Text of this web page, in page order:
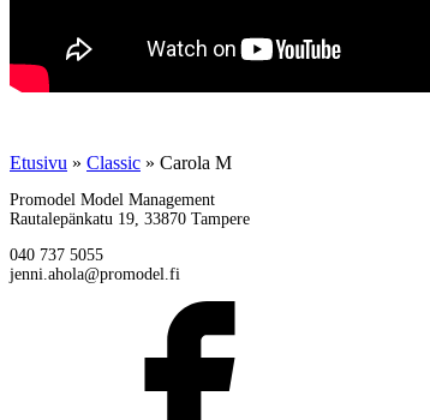
Etusivu » Classic » Carola M
Promodel Model Management
Rautalepänkatu 19, 33870 Tampere
040 737 5055
jenni.ahola@promodel.fi